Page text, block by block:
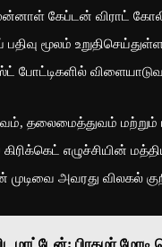
கேப்டன் விராட் கோலி,
மூலம்
தலைமைத்துவம் மற்றும்
கிரிக்கெட் எழுச்சியின்
அவரது விலகல்
மாட்டேன்; பிரதமர்